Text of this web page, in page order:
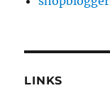
LINKS